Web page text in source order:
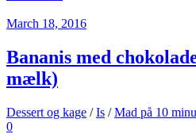
March 18, 2016
Bananis med
mælk)
Dessert og kage /Is /Mad på 10
0